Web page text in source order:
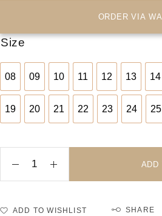
ORDER VIA WA
Size
08
08
09
09
10
10
11
11
12
12
13
13
14
14
19
19
20
20
21
21
22
22
23
23
24
24
25
25
ADD
ADD TO WISHLIST SHARE